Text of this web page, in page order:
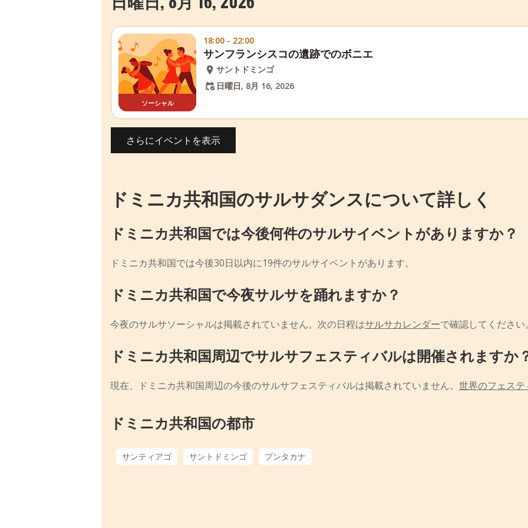
ソーシャル
18:00 - 22:00
サンフランシスコの遺跡でのボニエ
サントドミンゴ
日曜日, 8月 16, 2026
さらにイベントを表示
ドミニカ共和国のサルサダンスについて詳しく
ドミニカ共和国では今後何件のサルサイベントがありますか？
ドミニカ共和国では今後30日以内に19件のサルサイベントがあります。
ドミニカ共和国で今夜サルサを踊れますか？
今夜のサルサソーシャルは掲載されていません。次の日程はサルサカレンダーで確認してください。
ドミニカ共和国周辺でサルサフェスティバルは開催されますか
現在、ドミニカ共和国周辺の今後のサルサフェスティバルは掲載されていません。 世界のフェス
ドミニカ共和国の都市
サンティアゴ サントドミンゴ プンタカナ